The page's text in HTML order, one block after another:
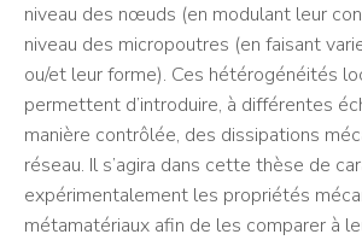
niveau des nœuds (en modulant leur
niveau des micropoutres (en faisant
ou/et leur forme). Ces hétérogénéités
permettent d’introduire, à différentes
manière contrôlée, des dissipations
réseau. Il s’agira dans cette thèse de
expérimentalement les propriétés
métamatériaux afin de les comparer à